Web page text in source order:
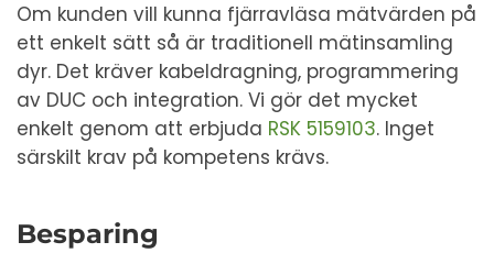
Om kunden vill kunna fjärravläsa mätvärden på
ett enkelt sätt så är traditionell mätinsamling
dyr. Det kräver kabeldragning, programmering
av DUC och integration. Vi gör det mycket
enkelt genom att erbjuda RSK 5159103. Inget
särskilt krav på kompetens krävs.
Besparing